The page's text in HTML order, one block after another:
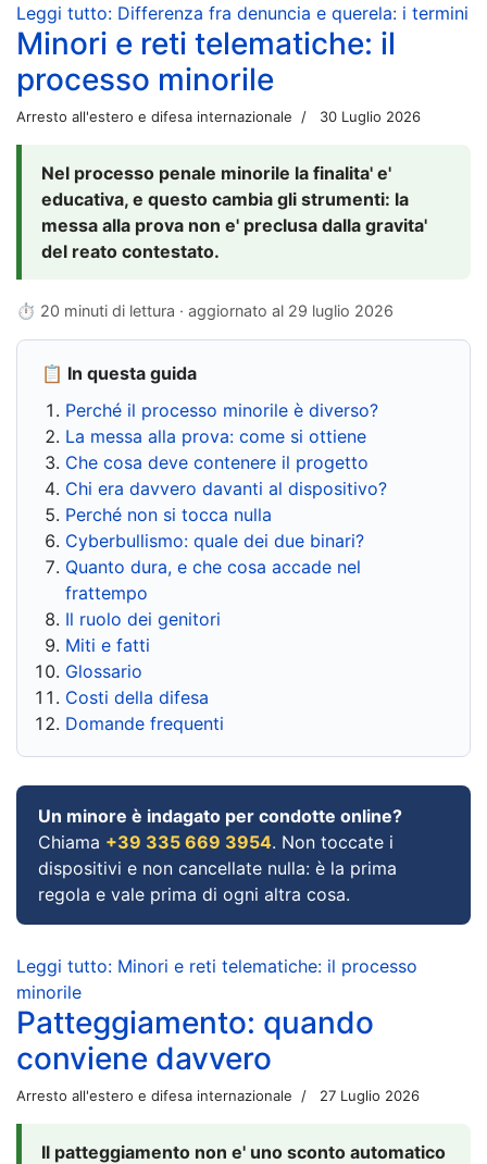
Leggi tutto: Differenza fra denuncia e querela: i termini
Minori e reti telematiche: il
processo minorile
Arresto all'estero e difesa internazionale 30 Luglio 2026
Nel processo penale minorile la finalita' e'
educativa, e questo cambia gli strumenti: la
messa alla prova non e' preclusa dalla gravita'
del reato contestato.
⏱ 20 minuti di lettura · aggiornato al 29 luglio 2026
📋 In questa guida
Perché il processo minorile è diverso?
La messa alla prova: come si ottiene
Che cosa deve contenere il progetto
Chi era davvero davanti al dispositivo?
Perché non si tocca nulla
Cyberbullismo: quale dei due binari?
Quanto dura, e che cosa accade nel
frattempo
Il ruolo dei genitori
Miti e fatti
Glossario
Costi della difesa
Domande frequenti
Un minore è indagato per condotte online?
Chiama +39 335 669 3954. Non toccate i
dispositivi e non cancellate nulla: è la prima
regola e vale prima di ogni altra cosa.
Leggi tutto: Minori e reti telematiche: il processo
minorile
Patteggiamento: quando
conviene davvero
Arresto all'estero e difesa internazionale 27 Luglio 2026
Il patteggiamento non e' uno sconto automatico